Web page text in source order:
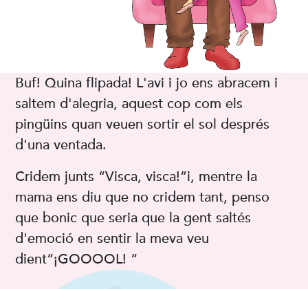
Buf! Quina flipada! L'avi i jo ens abracem i
saltem d'alegria, aquest cop com els
pingüins quan veuen sortir el sol després
d'una ventada.
Cridem junts “Visca, visca!”i, mentre la
mama ens diu que no cridem tant, penso
que bonic que seria que la gent saltés
d'emoció en sentir la meva veu
dient“¡GOOOOL! “